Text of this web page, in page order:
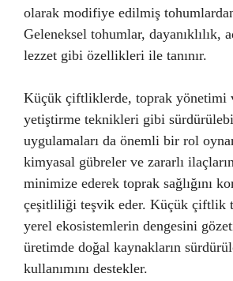
olarak modifiye edilmiş
Geleneksel tohumlar, dayanıklılık,
lezzet gibi özellikleri ile tanınır.
Küçük çiftliklerde, toprak yönetimi
yetiştirme teknikleri gibi
uygulamaları da önemli bir rol
kimyasal gübreler ve zararlı
minimize ederek toprak sağlığını
çeşitliliği teşvik eder. Küçük çiftlik
yerel ekosistemlerin dengesini
üretimde doğal kaynakların
kullanımını destekler.